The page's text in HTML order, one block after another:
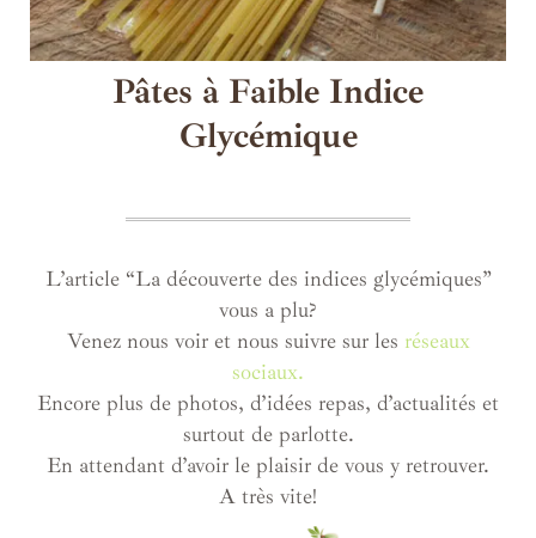
Pâtes à Faible Indice
Glycémique
L’article “La découverte des indices glycémiques”
vous a plu?
Venez nous voir et nous suivre sur les réseaux
sociaux.
Encore plus de photos, d’idées repas, d’actualités et
surtout de parlotte.
En attendant d’avoir le plaisir de vous y retrouver.
A très vite!